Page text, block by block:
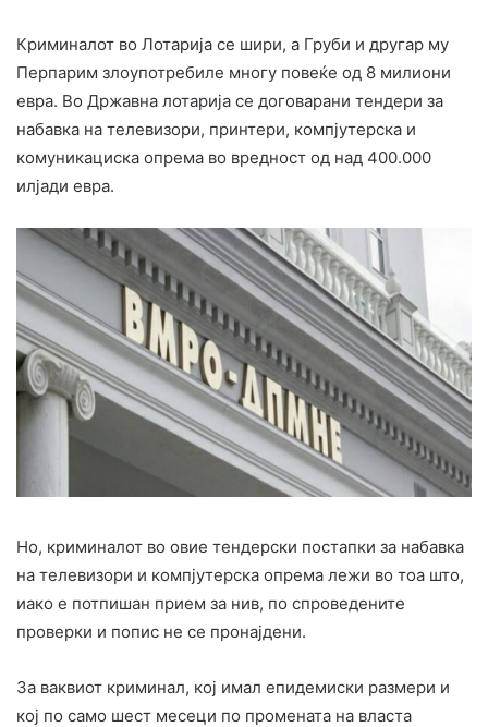
Криминалот во Лотарија се шири, а Груби и другар му
Перпарим злоупотребиле многу повеќе од 8 милиони
евра. Во Државна лотарија се договарани тендери за
набавка на телевизори, принтери, компјутерска и
комуникациска опрема во вредност од над 400.000
илјади евра.
Но, криминалот во овие тендерски постапки за набавка
на телевизори и компјутерска опрема лежи во тоа што,
иако е потпишан прием за нив, по спроведените
проверки и попис не се пронајдени.
За ваквиот криминал, кој имал епидемиски размери и
кој по само шест месеци по промената на власта